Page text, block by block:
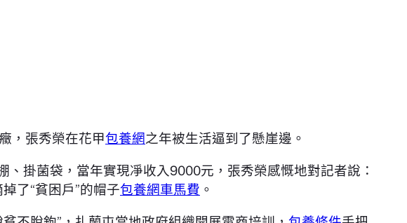
，張秀榮在花甲包養網之年被生活逼到了懸崖邊。
掛菌袋，當年實現凈收入9000元，張秀榮感慨地對記者說：
了“貧困戶”的帽子包養網車馬費 。